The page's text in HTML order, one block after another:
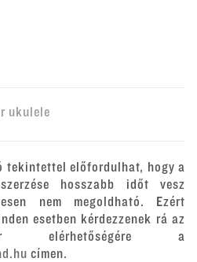
ukulele
tekintettel előfordulhat, hogy a
hosszabb időt vesz
nem megoldható. Ezért
esetben kérdezzenek rá az
elérhetőségére a
címen.